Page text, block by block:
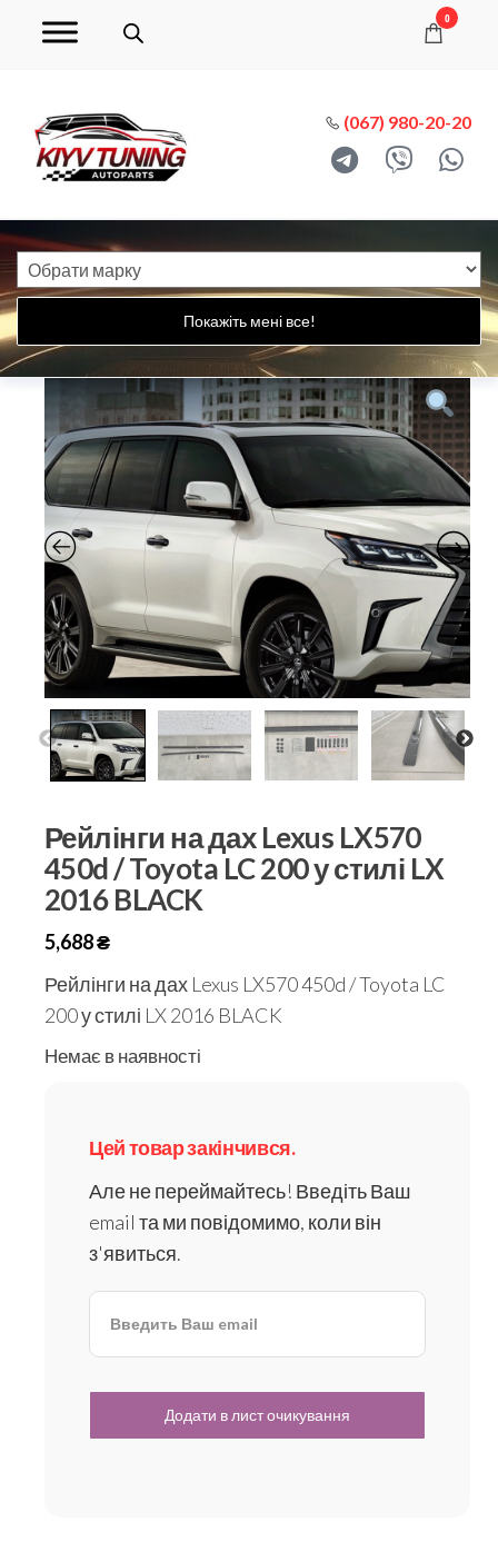
0
(067) 980-20-20
Покажіть мені все!
Рейлінги на дах Lexus LX570
450d / Toyota LC 200 у стилі LX
2016 BLACK
5,688₴
Рейлінги на дах Lexus LX570 450d / Toyota LC
200 у стилі LX 2016 BLACK
Немає в наявності
Цей товар закінчився.
Але не переймайтесь! Введіть Ваш
email та ми повідомимо, коли він
з'явиться.